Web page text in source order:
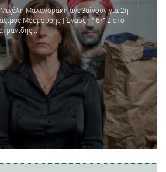
Μαλανδράκη ανεβαίνουν για 2η
Μουμούρης | Έναρξη 16/12 στο